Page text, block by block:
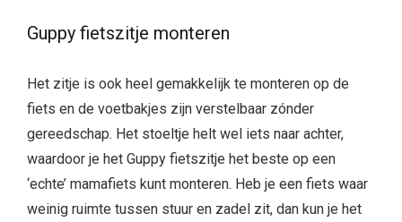
Guppy fietszitje monteren
Het zitje is ook heel gemakkelijk te monteren op de
fiets en de voetbakjes zijn verstelbaar zónder
gereedschap. Het stoeltje helt wel iets naar achter,
waardoor je het Guppy fietszitje het beste op een
‘echte’ mamafiets kunt monteren. Heb je een fiets waar
weinig ruimte tussen stuur en zadel zit, dan kun je het